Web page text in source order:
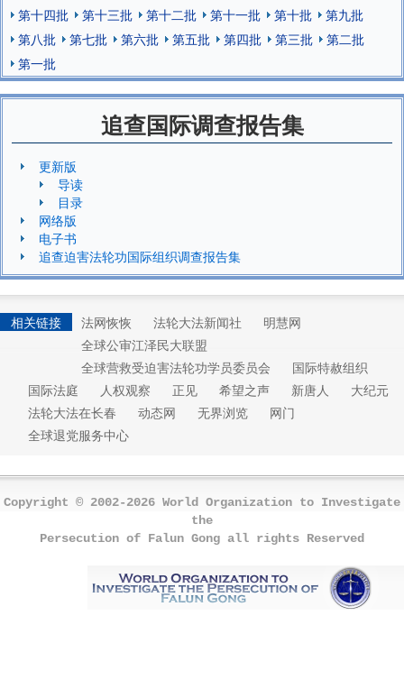
第十四批
第十三批 第十二批 第十一批 第十批
第九批
第八批
第七批 第六批 第五批 第四批 第三批
第二批
第一批
追查国际调查报告集
更新版
导读
目录
网络版
电子书
追查迫害法轮功国际组织调查报告集
相关链接 法网恢恢 法轮大法新闻社
明慧网
全球公审江泽民大联盟
全球营救受迫害法轮功学员委员会
国际特赦组织
国际法庭
人权观察 正见 希望之声 新唐人
大纪元
法轮大法在长春
动态网 无界浏览
网门
全球退党服务中心
Copyright © 2002-2026 World Organization to Investigate
the
Persecution of Falun Gong all rights Reserved